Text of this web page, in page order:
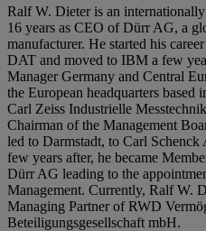
Ralf W. Dieter is an
16 years as CEO of Dürr AG, a
manufacturer. He started his
DAT and moved to IBM a few
Manager Germany and Central
the European headquarters based
Carl Zeiss Industrielle
Chairman of the Management
led to Darmstadt, to Carl
few years after, he became
Dürr AG leading to the
Management. Currently, Ralf W.
Managing Partner of RWD
Beteiligungsgesellschaft mbH.